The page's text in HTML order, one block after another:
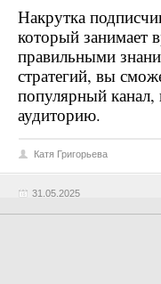
Накрутка
который занимает
правильными
стратегий, вы
популярный канал,
аудиторию.
31.05.2025
Катя Григорьева